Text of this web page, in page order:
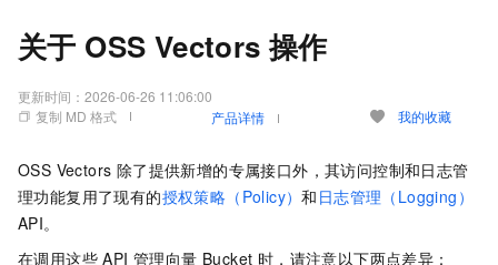
关于 OSS Vectors 操作
更新时间： 2026-06-26 11:06:00
复制 MD 格式
产品详情 我的收藏
OSS Vectors 除了提供新增的专属接口外，其访问控制和日志管
理功能复用了现有的授权策略（Policy）和 日志管理（Logging）
API。
在调用这些 API 管理向量 Bucket 时，请注意以下两点差异：